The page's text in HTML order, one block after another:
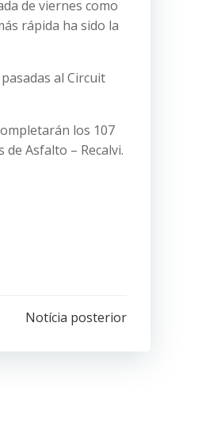
de viernes como
rápida ha sido la
al Circuit
los 107
Asfalto – Recalvi.
Notícia posterior